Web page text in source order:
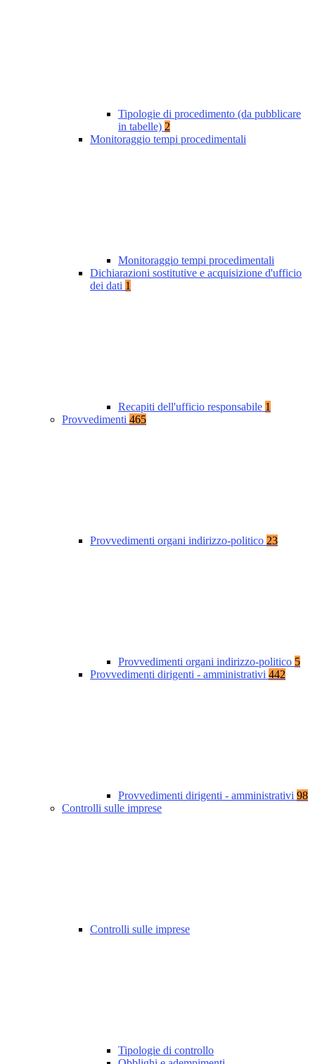
Tipologie di procedimento (da pubblicare
in tabelle) 2
Monitoraggio tempi procedimentali
Monitoraggio tempi procedimentali
Dichiarazioni sostitutive e acquisizione d'ufficio
dei dati 1
Recapiti dell'ufficio responsabile 1
Provvedimenti 465
Provvedimenti organi indirizzo-politico 23
Provvedimenti organi indirizzo-politico 5
Provvedimenti dirigenti - amministrativi 442
Provvedimenti dirigenti - amministrativi 98
Controlli sulle imprese
Controlli sulle imprese
Tipologie di controllo